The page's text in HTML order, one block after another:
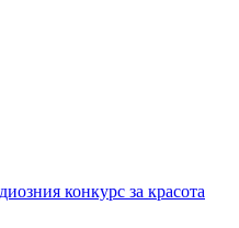
конкурс за красота